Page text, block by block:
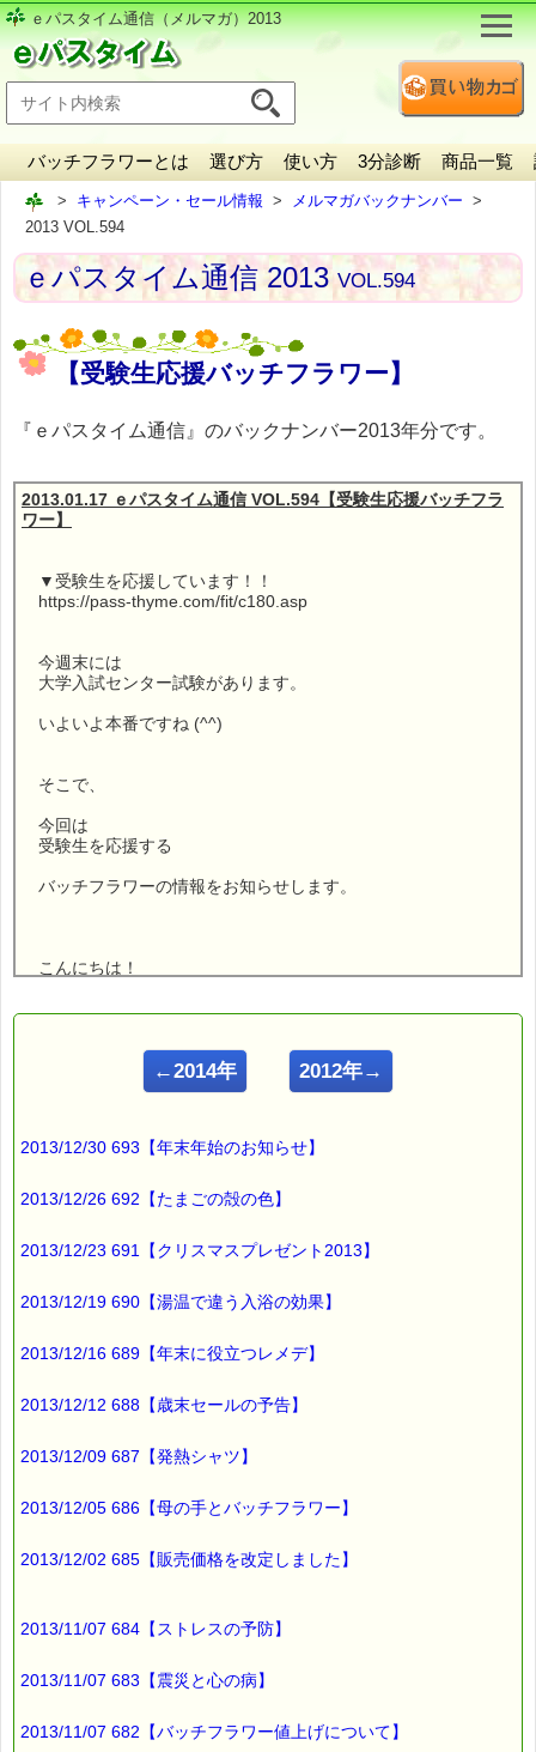
ｅパスタイム通信（メルマガ）2013
バッチフラワーとは 選び方 使い方 3分診断 商品一覧
キャンペーン・セール情報
メルマガバックナンバー
2013 VOL.594
ｅパスタイム通信 2013VOL.594
【受験生応援バッチフラワー】
『ｅパスタイム通信』のバックナンバー2013年分です。
2013.01.17 ｅパスタイム通信 VOL.594【受験生応援バッチフラ
ワー】
▼受験生を応援しています！！
https://pass-thyme.com/fit/c180.asp
今週末には
大学入試センター試験があります。
いよいよ本番ですね (^^)
そこで、
今回は
受験生を応援する
バッチフラワーの情報をお知らせします。
こんにちは！
■ｅパスタイム通信 2013.01.17 VOL.594号
勉強に身が入らなかったり、
そんな時こそ
バッチフラワーレメディが
役に立ちます。
■（１）勉強に身が入らない時に
勉強しなければならないのに、
「やろうと思えばできる」
と自分に言い訳し、
→ホーンビームが役に立ちます。
勉強でつまづいたり、
落胆して勉強が手に付かない時には
←2014年 2012年→
2013/12/30 693【年末年始のお知らせ】
2013/12/26 692【たまごの殻の色】
2013/12/23 691【クリスマスプレゼント2013】
2013/12/19 690【湯温で違う入浴の効果】
2013/12/16 689【年末に役立つレメデ】
2013/12/12 688【歳末セールの予告】
2013/12/09 687【発熱シャツ】
2013/12/05 686【母の手とバッチフラワー】
2013/12/02 685【販売価格を改定しました】
2013/11/07 684【ストレスの予防】
2013/11/07 683【震災と心の病】
2013/11/07 682【バッチフラワー値上げについて】